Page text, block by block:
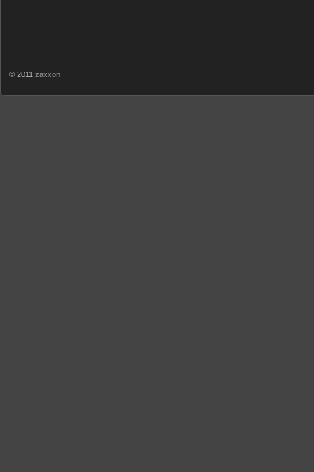
© 2011 zaxxon